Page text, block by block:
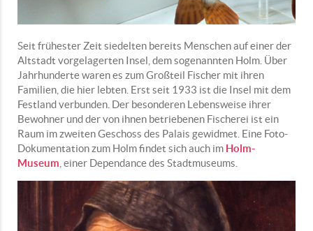
Seit frühester Zeit siedelten bereits Menschen auf einer der
Altstadt vorgelagerten Insel, dem sogenannten Holm. Über
Jahrhunderte waren es zum Großteil Fischer mit ihren
Familien, die hier lebten. Erst seit 1933 ist die Insel mit dem
Festland verbunden. Der besonderen Lebensweise ihrer
Bewohner und der von ihnen betriebenen Fischerei ist ein
Raum im zweiten Geschoss des Palais gewidmet. Eine Foto-
Dokumentation zum Holm findet sich auch im Holm-
Museum, einer Dependance des Stadtmuseums.